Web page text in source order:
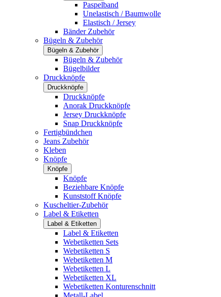
Paspelband
Unelastisch / Baumwolle
Elastisch / Jersey
Bänder Zubehör
Bügeln & Zubehör
Bügeln & Zubehör
Bügeln & Zubehör
Bügelbilder
Druckknöpfe
Druckknöpfe
Druckknöpfe
Anorak Druckknöpfe
Jersey Druckknöpfe
Snap Druckknöpfe
Fertigbündchen
Jeans Zubehör
Kleben
Knöpfe
Knöpfe
Knöpfe
Beziehbare Knöpfe
Kunststoff Knöpfe
Kuscheltier-Zubehör
Label & Etiketten
Label & Etiketten
Label & Etiketten
Webetiketten Sets
Webetiketten S
Webetiketten M
Webetiketten L
Webetiketten XL
Webetiketten Konturenschnitt
Metall-Label